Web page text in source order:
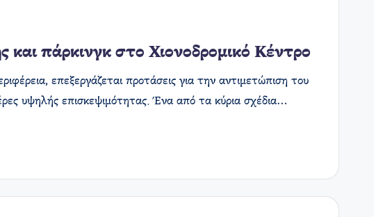
πάρκινγκ στο Χιονοδρομικό Κέντρο
επεξεργάζεται προτάσεις για την αντιμετώπιση του
υψηλής επισκεψιμότητας. Ένα από τα κύρια σχέδια…